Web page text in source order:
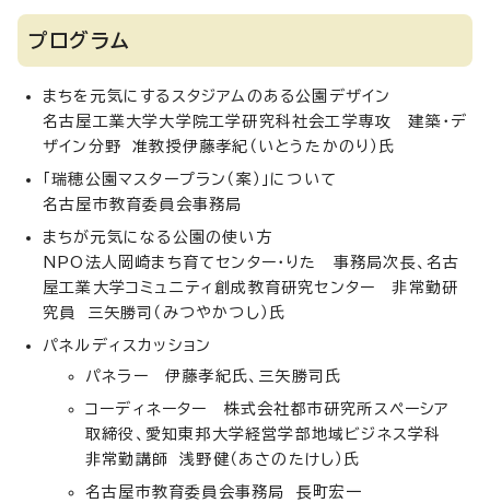
プログラム
まちを元気にするスタジアムのある公園デザイン
名古屋工業大学大学院工学研究科社会工学専攻 建築・デ
ザイン分野 准教授伊藤孝紀（いとうたかのり）氏
「瑞穂公園マスタープラン（案）」について
名古屋市教育委員会事務局
まちが元気になる公園の使い方
NPO法人岡崎まち育てセンター・りた 事務局次長、名古
屋工業大学コミュニティ創成教育研究センター 非常勤研
究員 三矢勝司（みつやかつし）氏
パネルディスカッション
パネラー 伊藤孝紀氏、三矢勝司氏
コーディネーター 株式会社都市研究所スペーシア
取締役、愛知東邦大学経営学部地域ビジネス学科
非常勤講師 浅野健（あさのたけし）氏
名古屋市教育委員会事務局 長町宏一